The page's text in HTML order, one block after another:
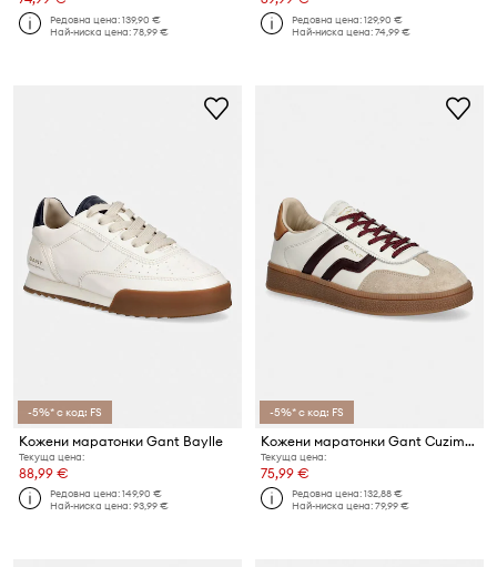
Редовна цена:139,90 €
Най-ниска цена:78,99 €
Редовна цена:129,90 €
Най-ниска цена:74,99 €
-5%* с код: FS
Кожени маратонки Gant Baylle
Текуща цена:
88,99 €
Редовна цена:149,90 €
Най-ниска цена:93,99 €
-5%* с код: FS
Кожени маратонки Gant Cuzima
Текуща цена:
75,99 €
Редовна цена:132,88 €
Най-ниска цена:79,99 €